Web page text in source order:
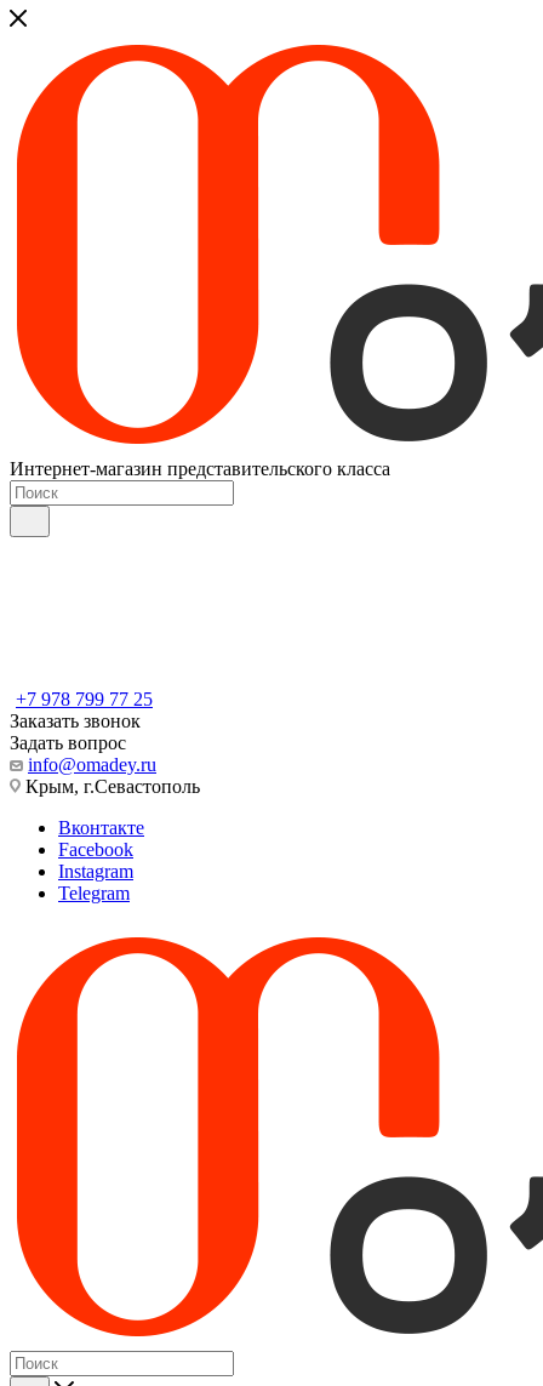
Интернет-магазин представительского класса
+7 978 799 77 25
Заказать звонок
Задать вопрос
info@omadey.ru
Крым, г.Севастополь
Вконтакте
Facebook
Instagram
Telegram